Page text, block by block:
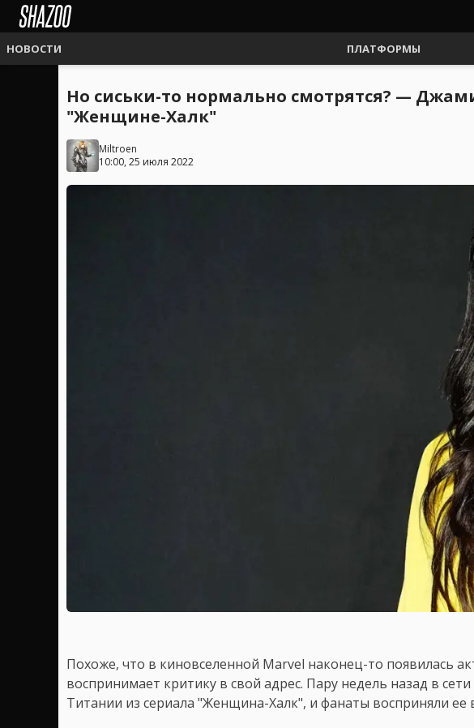
НОВОСТИ ПЛАТФОРМЫ
Но сиськи-то нормально смотрятся? —
"Женщине-Халк"
Miltroen
10:00, 25 июля 2022
Похоже, что в киновселенной Marvel наконец-то появилась
воспринимает критику в свой адрес. Пару недель назад в
Титании из сериала "Женщина-Халк", и фанаты восприняли